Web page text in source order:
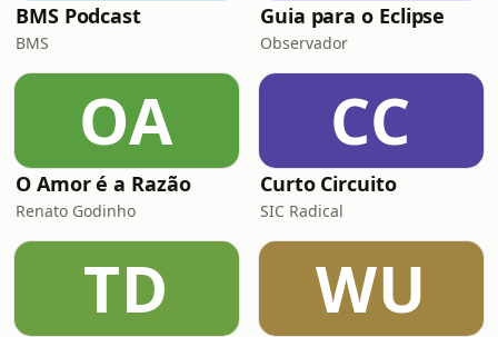
BMS Podcast
BMS
Guia para o Eclipse
Observador
OA
O Amor é a Razão
Renato Godinho
CC
Curto Circuito
SIC Radical
TD WU